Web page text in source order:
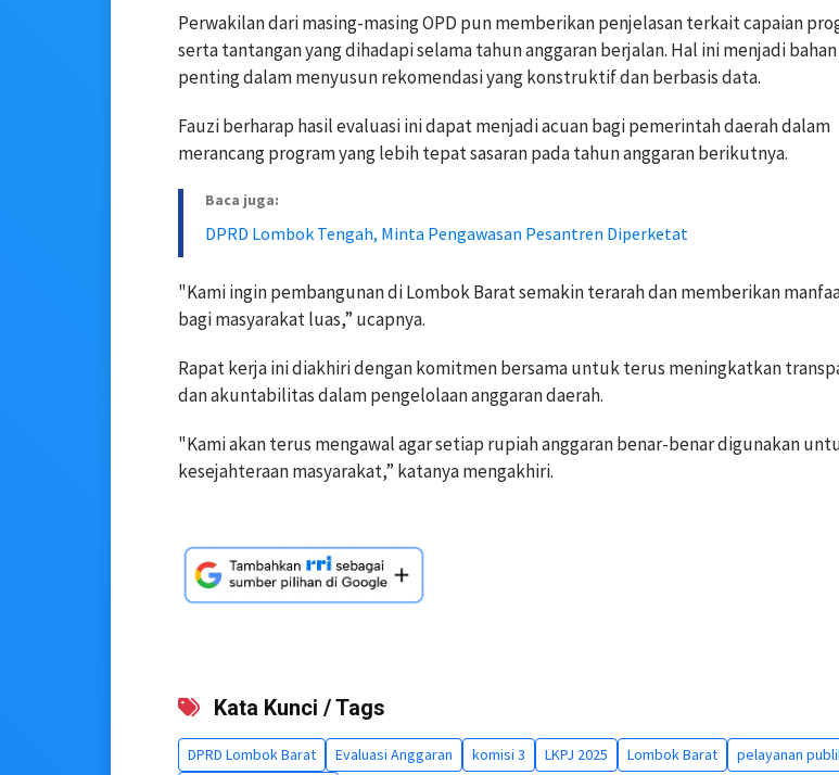
Perwakilan dari masing-masing OPD pun memberikan penjelasan terkait capaian
serta tantangan yang dihadapi selama tahun anggaran berjalan. Hal ini menjadi bahan
penting dalam menyusun rekomendasi yang konstruktif dan berbasis data.
Fauzi berharap hasil evaluasi ini dapat menjadi acuan bagi pemerintah daerah dalam
merancang program yang lebih tepat sasaran pada tahun anggaran berikutnya.
Baca juga:
DPRD Lombok Tengah, Minta Pengawasan Pesantren Diperketat
"Kami ingin pembangunan di Lombok Barat semakin terarah dan memberikan
bagi masyarakat luas,” ucapnya.
Rapat kerja ini diakhiri dengan komitmen bersama untuk terus meningkatkan
dan akuntabilitas dalam pengelolaan anggaran daerah.
"Kami akan terus mengawal agar setiap rupiah anggaran benar-benar digunakan
kesejahteraan masyarakat,” katanya mengakhiri.
Kata Kunci / Tags
DPRD Lombok Barat Evaluasi Anggaran komisi 3 LKPJ 2025 Lombok Barat
pelayanan